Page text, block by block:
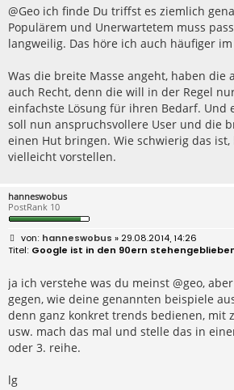
r
a
g
@Geo ich finde Du triffst es ziemlich
Populärem und Unerwartetem muss
langweilig. Das höre ich auch häufiger
Was die breite Masse angeht, haben
auch Recht, denn die will in der Regel
einfachste Lösung für ihren Bedarf. Und
soll nun anspruchsvollere User und die
einen Hut bringen. Wie schwierig das ist,
vielleicht vorstellen.
hanneswobus
PostRank 10
B
e
a
g
hanneswobus » 29.08.2014, 14:26
Google ist in den 90ern
ja ich verstehe was du meinst @geo,
gegen, wie deine genannten beispiele
denn ganz konkret trends bedienen, mit
usw. mach das mal und stelle das in
oder 3. reihe.
lg